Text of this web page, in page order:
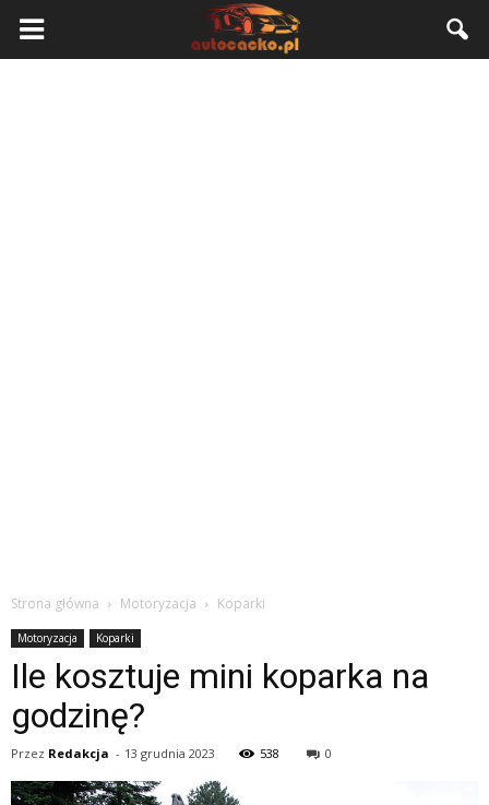
Strona główna Motoryzacja Koparki
Motoryzacja Koparki
Ile kosztuje mini koparka na
godzinę?
Przez Redakcja - 13 grudnia 2023 538 0